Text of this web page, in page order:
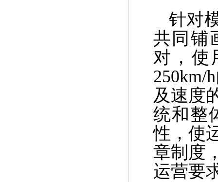
针对
共同铺
对，使
250km/
及速度
统和整
性，使
章制度
运营要